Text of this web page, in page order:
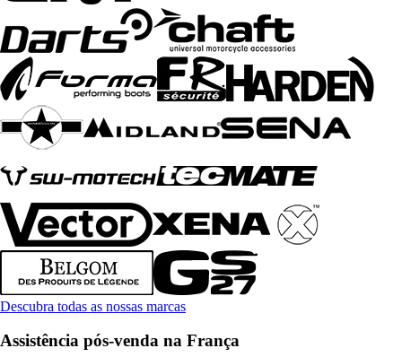
Descubra todas as nossas marcas
Assistência pós-venda na França